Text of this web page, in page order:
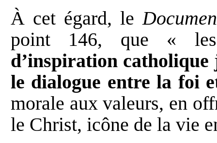
À cet égard, le
point 146, que «
d’inspiration
le dialogue entre la foi
morale aux valeurs, en
le Christ, icône de la vie